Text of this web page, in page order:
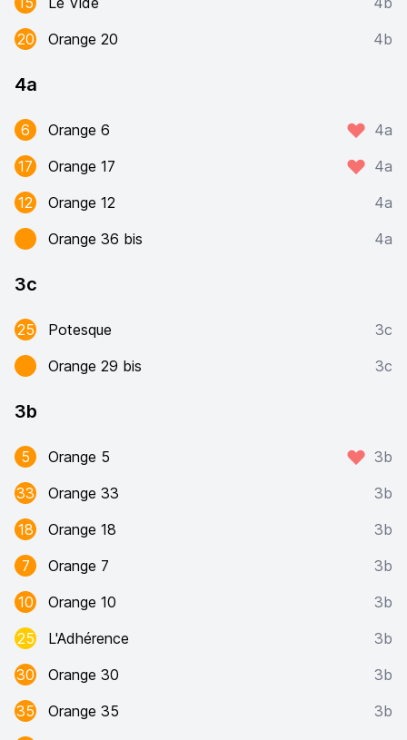
20
Orange 20 4b
4a
6 Orange 6
4a
17
Orange 17
4a
12
Orange 12
4a
Orange 36 bis
4a
3c
25 Potesque
3c
Orange 29 bis
3c
3b
5 Orange 5
3b
33
Orange 33
3b
18
Orange 18
3b
7
Orange 7
3b
10
Orange 10
3b
25
L'Adhérence
3b
30
Orange 30
3b
35
Orange 35
3b